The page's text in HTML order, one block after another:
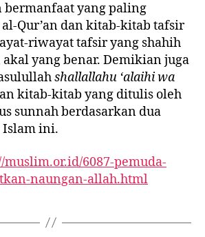
bermanfaat yang paling
Qur’an dan kitab-kitab tafsir
riwayat tafsir yang shahih
yang benar. Demikian juga
shallallahu ‘alaihi wa
kitab-kitab yang ditulis oleh
sunnah berdasarkan dua
Islam ini.
muslim.or.id/6087-pemuda-
naungan-allah.html